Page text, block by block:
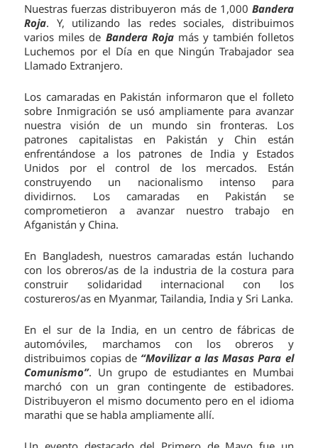
Nuestras fuerzas distribuyeron más de 1,000 Bandera
Roja. Y, utilizando las redes sociales, distribuimos
varios miles de Bandera Rojamás y también folletos
Luchemos por el Día en que Ningún Trabajador sea
Llamado Extranjero.
Los camaradas en Pakistán informaron que el folleto
sobre Inmigración se usó ampliamente para avanzar
nuestra visión de un mundo sin fronteras. Los
patrones capitalistas en Pakistán y Chin están
enfrentándose a los patrones de India y Estados
Unidos por el control de los mercados. Están
construyendo un nacionalismo intenso para
dividirnos. Los camaradas en Pakistán se
comprometieron a avanzar nuestro trabajo en
Afganistán y China.
En Bangladesh, nuestros camaradas están luchando
con los obreros/as de la industria de la costura para
construir solidaridad internacional con los
costureros/as en Myanmar, Tailandia, India y Sri Lanka.
En el sur de la India, en un centro de fábricas de
automóviles, marchamos con los obreros y
distribuimos copias de “Movilizar a las Masas Para el
Comunismo”. Un grupo de estudiantes en Mumbai
marchó con un gran contingente de estibadores.
Distribuyeron el mismo documento pero en el idioma
marathi que se habla ampliamente allí.